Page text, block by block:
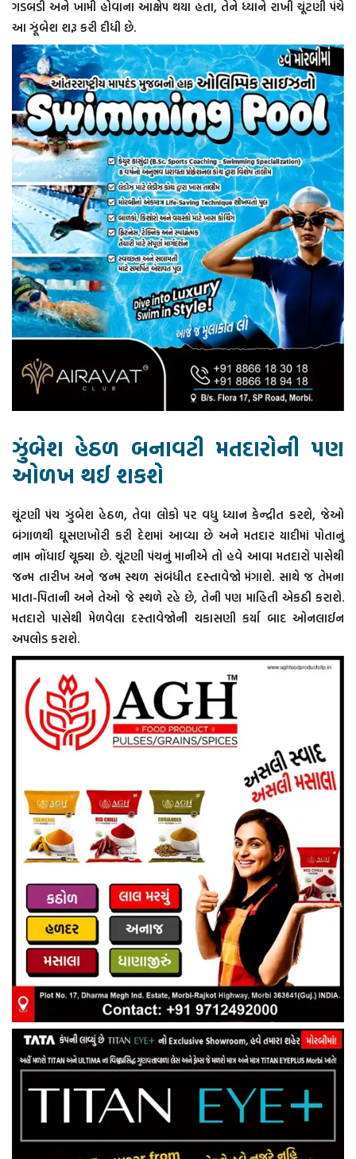
ગડબડી અને ખામી હોવાના આક્ષેપ થયા હતા, તેને ધ્યાને રાખી ચૂંટણી પંચે
આ ઝૂંબેશ શરૂ કરી દીધી છે.
ઝુંબેશ હેઠળ બનાવટી મતદારોની પણ
ઓળખ થઈ શકશે
ચૂંટણી પંચ ઝુંબેશ હેઠળ, તેવા લોકો પર વધુ ધ્યાન કેન્દ્રીત કરશે, જેઓ
બંગાળથી ઘૂસણખોરી કરી દેશમાં આવ્યા છે અને મતદાર યાદીમાં પોતાનું
નામ નોંધાઈ ચૂક્યા છે. ચૂંટણી પંચનું માનીએ તો હવે આવા મતદારો પાસેથી
જન્મ તારીખ અને જન્મ સ્થળ સંબંધીત દસ્તાવેજો મંગાશે. સાથે જ તેમના
માતા-પિતાની અને તેઓ જે સ્થળે રહે છે, તેની પણ માહિતી એકઠી કરાશે.
મતદારો પાસેથી મેળવેલા દસ્તાવેજોની ચકાસણી કર્યા બાદ ઓનલાઈન
અપલોડ કરાશે.